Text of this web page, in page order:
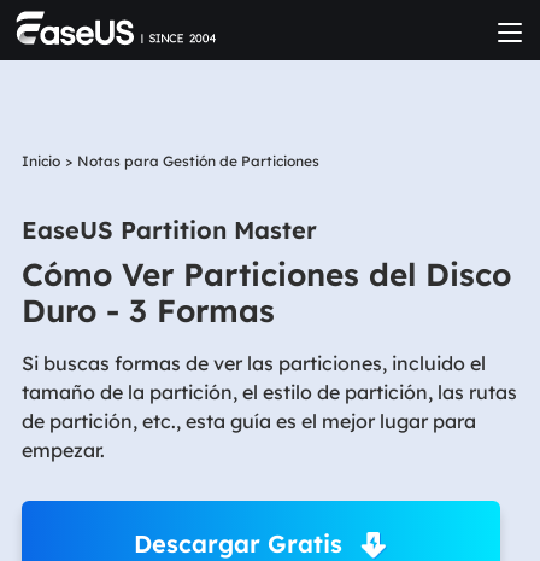
Inicio > Notas para Gestión de Particiones
EaseUS Partition Master
Cómo Ver Particiones del Disco
Duro - 3 Formas
Si buscas formas de ver las particiones, incluido el
tamaño de la partición, el estilo de partición, las rutas
de partición, etc., esta guía es el mejor lugar para
empezar.
Descargar Gratis